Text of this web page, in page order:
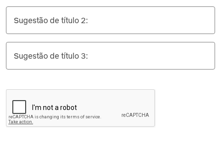
Sugestão de título 2:
Sugestão de título 3: